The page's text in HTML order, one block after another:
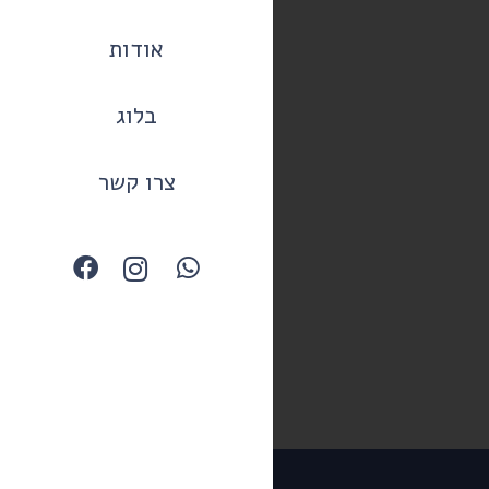
אודות
בלוג
צרו קשר